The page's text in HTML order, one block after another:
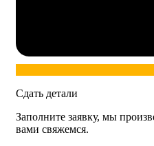
Сдать детали
Заполните заявку, мы
вами свяжемся.